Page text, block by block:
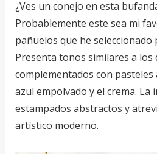
¿Ves un conejo en esta
Probablemente este sea mi
pañuelos que he seleccionado
Presenta tonos similares a los
complementados con pasteles
azul empolvado y el crema. La
estampados abstractos y
artístico moderno.